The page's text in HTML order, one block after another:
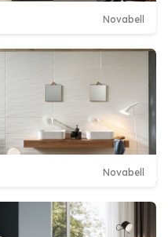
Novabell
Novabell